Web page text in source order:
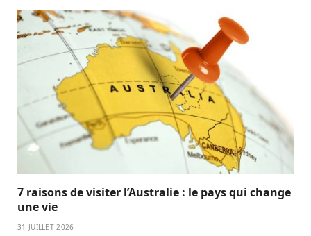
7 raisons de visiter l’Australie : le pays qui change
une vie
31 JUILLET 2026